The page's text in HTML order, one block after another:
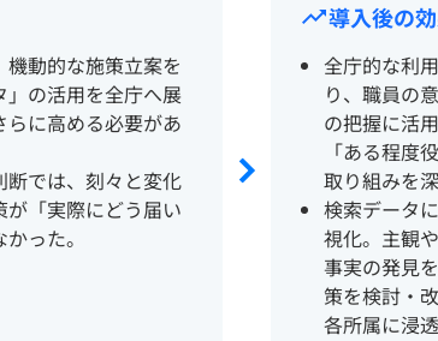
動的な施策立案を
」の活用を全庁へ展
に高める必要があ
では、刻々と変化
「実際にどう届い
った。
導入後の
全庁的な利
り、職員の
の把握に活
「ある程度
取り組みを
検索データ
視化。主観
事実の発見
策を検討・
各所属に浸